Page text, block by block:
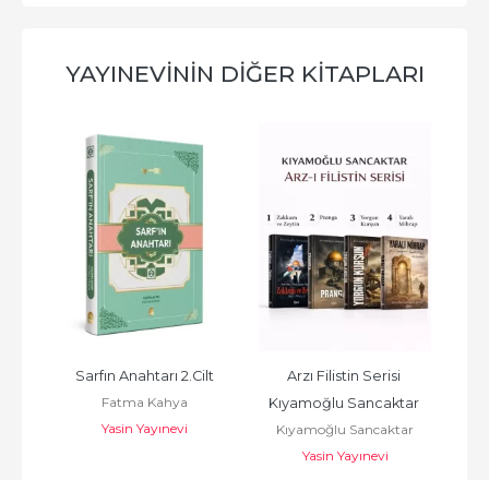
YAYINEVININ DIĞER KITAPLARI
Arzı Filistin Serisi
Kıyamoğlu Sancaktar
Zakkum Zeytin - Pranga -
Kıyamoğlu Sancaktar
Yaralı Mihrap Arzı Filistin 4
Kıyamoğlu Sancaktar
Kıyamoğlu Sancaktar
Yasin Yayınevi